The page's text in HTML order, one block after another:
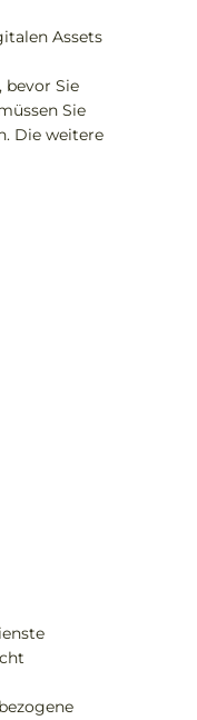
Assets
Sie
Sie
Die weitere